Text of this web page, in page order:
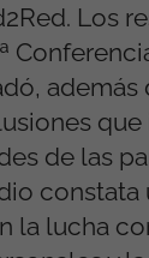
Los
de las
constata
la lucha